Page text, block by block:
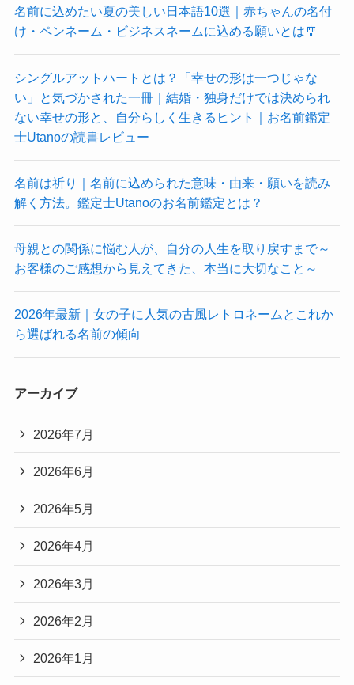
名前に込めたい夏の美しい日本語10選｜赤ちゃんの名付
け・ペンネーム・ビジネスネームに込める願いとは🎐
シングルアットハートとは？「幸せの形は一つじゃな
い」と気づかされた一冊｜結婚・独身だけでは決められ
ない幸せの形と、自分らしく生きるヒント｜お名前鑑定
士Utanoの読書レビュー
名前は祈り｜名前に込められた意味・由来・願いを読み
解く方法。鑑定士Utanoのお名前鑑定とは？
母親との関係に悩む人が、自分の人生を取り戻すまで～
お客様のご感想から見えてきた、本当に大切なこと～
2026年最新｜女の子に人気の古風レトロネームとこれか
ら選ばれる名前の傾向
アーカイブ
2026年7月
2026年6月
2026年5月
2026年4月
2026年3月
2026年2月
2026年1月